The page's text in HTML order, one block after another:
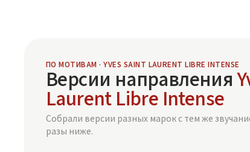
ПО МОТИВАМ · YVES SAINT LAURENT LIBRE INTENSE
Версии направления
Laurent Libre Intense
Собрали версии разных марок с тем же
разы ниже.